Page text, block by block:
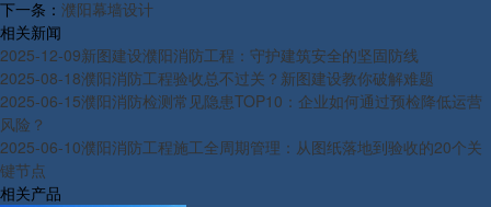
下一条： 濮阳幕墙设计
相关新闻
2025-12-09新图建设濮阳消防工程：守护建筑安全的坚固防线
2025-08-18濮阳消防工程验收总不过关？新图建设教你破解难题
2025-06-15濮阳消防检测常见隐患TOP10：企业如何通过预检降低运营
风险？
2025-06-10濮阳消防工程施工全周期管理：从图纸落地到验收的20个关
键节点
相关产品